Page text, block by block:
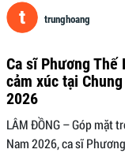
trunghoang
Ca sĩ Phương
cảm xúc tại
2026
LÂM ĐỒNG – Góp mặt
Nam 2026, ca sĩ